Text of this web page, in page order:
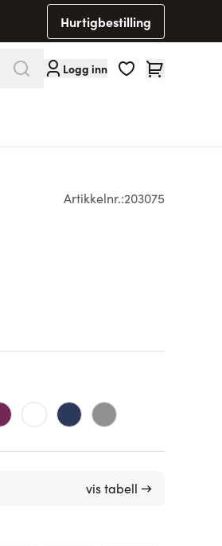
Hurtigbestilling
Logg inn Cart
Artikkelnr.:203075
vis tabell →